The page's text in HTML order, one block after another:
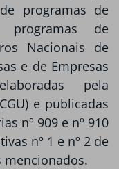
programas de
programas de
Nacionais de
e de Empresas
pela
e publicadas
nº 909 e nº 910
nº 1 e nº 2 de
mencionados.